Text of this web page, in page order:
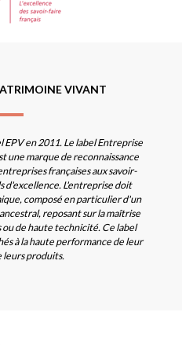
VIVANT
en 2011. Le label Entreprise
une marque de reconnaissance
françaises aux savoir-
d'excellence. L'entreprise doit
composé en particulier d'un
reposant sur la maîtrise
de haute technicité. Ce label
à la haute performance de leur
leurs produits.